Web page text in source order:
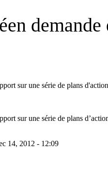
sur une série de plans
sur une série de plans
14, 2012 - 12:09